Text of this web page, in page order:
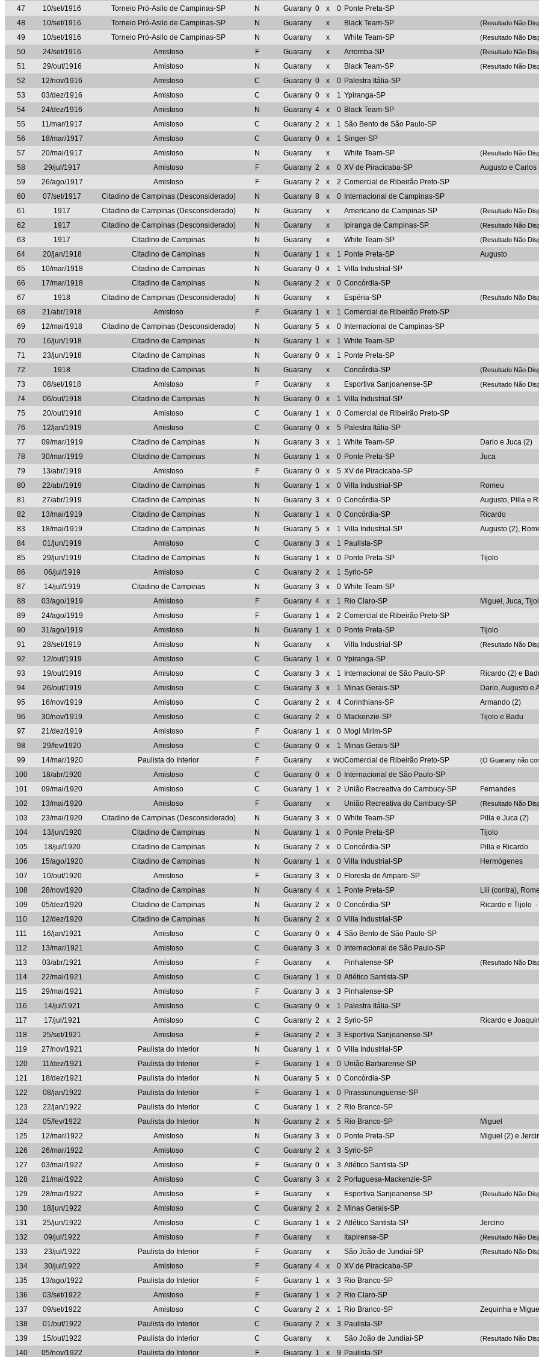
47
10/set/1916 Torneio Pró-Asilo de Campinas-SP N Guarany 0 x 0 Ponte Preta-SP
48
10/set/1916 Torneio Pró-Asilo de Campinas-SP N Guarany x Black Team-SP (Resultado Não
49 10/set/1916 Torneio Pró-Asilo de Campinas-SP N Guarany x White Team-SP (Resultado Não
50 24/set/1916 Amistoso F Guarany x Arromba-SP (Resultado Não
51 29/out/1916 Amistoso N Guarany x Black Team-SP (Resultado Não
52 12/nov/1916 Amistoso C Guarany 0 x 0 Palestra Itália-SP
53
03/dez/1916 Amistoso C Guarany 0 x 1 Ypiranga-SP
54
24/dez/1916 Amistoso N Guarany 4 x 0 Black Team-SP
55
11/mar/1917 Amistoso C Guarany 2 x 1 São Bento de São Paulo-SP
56
18/mar/1917 Amistoso C Guarany 0 x 1 Singer-SP
57
20/mai/1917 Amistoso N Guarany x White Team-SP (Resultado Não
58 29/jul/1917 Amistoso F Guarany 2 x 0 XV de Piracicaba-SP
Augusto e Carlos
59
26/ago/1917 Amistoso F Guarany 2 x 2 Comercial de Ribeirão Preto-SP
60
07/set/1917 Citadino de Campinas (Desconsiderado) N Guarany 8 x 0
Internacional de Campinas-SP
61
1917 Citadino de Campinas (Desconsiderado) N Guarany x Americano de Campinas-SP (Resultado Não
62 1917 Citadino de Campinas (Desconsiderado) N Guarany x Ipiranga de Campinas-SP (Resultado Não
63 1917 Citadino de Campinas N Guarany x White Team-SP (Resultado Não
64 20/jan/1918 Citadino de Campinas N Guarany 1 x 1 Ponte Preta-SP
Augusto
65
10/mar/1918 Citadino de Campinas N Guarany 0 x 1 Villa Industrial-SP
66
17/mar/1918 Citadino de Campinas N Guarany 2 x 0 Concórdia-SP
67
1918 Citadino de Campinas (Desconsiderado) N Guarany x Espéria-SP (Resultado Não
68 21/abr/1918 Amistoso F Guarany 1 x 1 Comercial de Ribeirão Preto-SP
69
12/mai/1918 Citadino de Campinas (Desconsiderado) N Guarany 5 x 0
Internacional de Campinas-SP
70
16/jun/1918 Citadino de Campinas N Guarany 1 x 1 White Team-SP
71
23/jun/1918 Citadino de Campinas N Guarany 0 x 1 Ponte Preta-SP
72
1918 Citadino de Campinas N Guarany x Concórdia-SP (Resultado Não
73 08/set/1918 Amistoso F Guarany x Esportiva Sanjoanense-SP (Resultado Não
74 06/out/1918 Citadino de Campinas N Guarany 0 x 1 Villa Industrial-SP
75
20/out/1918 Amistoso C Guarany 1 x 0 Comercial de Ribeirão Preto-SP
76
12/jan/1919 Amistoso C Guarany 0 x 5 Palestra Itália-SP
77
09/mar/1919 Citadino de Campinas N Guarany 3 x 1 White Team-SP
Dario e Juca (2)
78
30/mar/1919 Citadino de Campinas N Guarany 1 x 0 Ponte Preta-SP
Juca
79
13/abr/1919 Amistoso F Guarany 0 x 5 XV de Piracicaba-SP
80
22/abr/1919 Citadino de Campinas N Guarany 1 x 0 Villa Industrial-SP
Romeu
81
27/abr/1919 Citadino de Campinas N Guarany 3 x 0 Concórdia-SP
Augusto, Pilla e
82
13/mai/1919 Citadino de Campinas N Guarany 1 x 0 Concórdia-SP
Ricardo
83
18/mai/1919 Citadino de Campinas N Guarany 5 x 1 Villa Industrial-SP
Augusto (2),
84
01/jun/1919 Amistoso C Guarany 3 x 1 Paulista-SP
85
29/jun/1919 Citadino de Campinas N Guarany 1 x 0 Ponte Preta-SP
Tijolo
86
06/jul/1919 Amistoso C Guarany 2 x 1 Syrio-SP
87
14/jul/1919 Citadino de Campinas N Guarany 3 x 0 White Team-SP
88
03/ago/1919 Amistoso F Guarany 4 x 1 Rio Claro-SP
Miguel, Juca,
89
24/ago/1919 Amistoso F Guarany 1 x 2 Comercial de Ribeirão Preto-SP
90
31/ago/1919 Amistoso N Guarany 1 x 0 Ponte Preta-SP
Tijolo
91
28/set/1919 Amistoso N Guarany x Villa Industrial-SP (Resultado Não
92 12/out/1919 Amistoso C Guarany 1 x 0 Ypiranga-SP
93
19/out/1919 Amistoso C Guarany 3 x 1 Internacional de São Paulo-SP
Ricardo (2) e
94
26/out/1919 Amistoso C Guarany 3 x 1 Minas Gerais-SP
Dario, Augusto e
95
16/nov/1919 Amistoso C Guarany 2 x 4 Corinthians-SP
Armando (2)
96
30/nov/1919 Amistoso C Guarany 2 x 0 Mackenzie-SP
Tijolo e Badu
97
21/dez/1919 Amistoso F Guarany 1 x 0 Mogi Mirim-SP
98
29/fev/1920 Amistoso C Guarany 0 x 1 Minas Gerais-SP
99
14/mar/1920 Paulista do Interior F Guarany x WOComercial de Ribeirão Preto-SP (O Guarany não
100 18/abr/1920 Amistoso C Guarany 0 x 0
Internacional de São Paulo-SP
101
09/mai/1920 Amistoso C Guarany 1 x 2 União Recreativa do Cambucy-SP
Fernandes
102
13/mai/1920 Amistoso F Guarany x União Recreativa do Cambucy-SP (Resultado Não
103 23/mai/1920 Citadino de Campinas (Desconsiderado) N Guarany 3 x 0 White Team-SP
Pilla e Juca (2)
104
13/jun/1920 Citadino de Campinas N Guarany 1 x 0 Ponte Preta-SP
Tijolo
105
18/jul/1920 Citadino de Campinas N Guarany 2 x 0 Concórdia-SP
Pilla e Ricardo
106
15/ago/1920 Citadino de Campinas N Guarany 1 x 0 Villa Industrial-SP
Hermógenes
107
10/out/1920 Amistoso F Guarany 3 x 0 Floresta de Amparo-SP
108
28/nov/1920 Citadino de Campinas N Guarany 4 x 1 Ponte Preta-SP
Lili (contra),
109
05/dez/1920 Citadino de Campinas N Guarany 2 x 0 Concórdia-SP Ricardo e Tijolo -
110 12/dez/1920 Citadino de Campinas N Guarany 2 x 0 Villa Industrial-SP
111
16/jan/1921 Amistoso C Guarany 0 x 4 São Bento de São Paulo-SP
112
13/mar/1921 Amistoso C Guarany 3 x 0
Internacional de São Paulo-SP
113
03/abr/1921 Amistoso F Guarany x Pinhalense-SP (Resultado Não
114 22/mai/1921 Amistoso C Guarany 1 x 0 Atlético Santista-SP
115
29/mai/1921 Amistoso F Guarany 3 x 3 Pinhalense-SP
116
14/jul/1921 Amistoso C Guarany 0 x 1 Palestra Itália-SP
117
17/jul/1921 Amistoso C Guarany 2 x 2 Syrio-SP
Ricardo e
118
25/set/1921 Amistoso F Guarany 2 x 3 Esportiva Sanjoanense-SP
119
27/nov/1921 Paulista do Interior N Guarany 1 x 0 Villa Industrial-SP
120
11/dez/1921 Paulista do Interior F Guarany 1 x 0 União Barbarense-SP
121
18/dez/1921 Paulista do Interior N Guarany 5 x 0 Concórdia-SP
122
08/jan/1922 Paulista do Interior F Guarany 1 x 0 Pirassununguense-SP
123
22/jan/1922 Paulista do Interior C Guarany 1 x 2 Rio Branco-SP
124
05/fev/1922 Paulista do Interior N Guarany 2 x 5 Rio Branco-SP
Miguel
125
12/mar/1922 Amistoso N Guarany 3 x 0 Ponte Preta-SP
Miguel (2) e
126
26/mar/1922 Amistoso C Guarany 2 x 3 Syrio-SP
127
03/mai/1922 Amistoso F Guarany 0 x 3 Atlético Santista-SP
128
21/mai/1922 Amistoso C Guarany 3 x 2 Portuguesa-Mackenzie-SP
129
28/mai/1922 Amistoso F Guarany x Esportiva Sanjoanense-SP (Resultado Não
130 18/jun/1922 Amistoso C Guarany 2 x 2 Minas Gerais-SP
131
25/jun/1922 Amistoso C Guarany 1 x 2 Atlético Santista-SP
Jercino
132
09/jul/1922 Amistoso F Guarany x Itapirense-SP (Resultado Não
133 23/jul/1922 Paulista do Interior F Guarany x São João de Jundiaí-SP (Resultado Não
134 30/jul/1922 Amistoso F Guarany 4 x 0 XV de Piracicaba-SP
135
13/ago/1922 Paulista do Interior F Guarany 1 x 3 Rio Branco-SP
136
03/set/1922 Amistoso F Guarany 1 x 2 Rio Claro-SP
137
09/set/1922 Amistoso C Guarany 2 x 1 Rio Branco-SP
Zequinha e Miguel
138
01/out/1922 Paulista do Interior C Guarany 2 x 3 Paulista-SP
139
15/out/1922 Paulista do Interior C Guarany x São João de Jundiaí-SP (Resultado Não
140 05/nov/1922 Paulista do Interior F Guarany 1 x 9 Paulista-SP